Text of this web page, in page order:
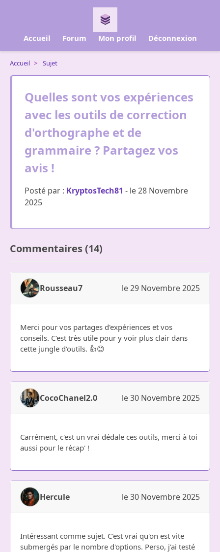
Accueil Forum Mon profil Déconnexion
Accueil > Sujet
Quelles sont vos expériences
avec les outils de correction
d'orthographe et de
grammaire ? Partagez vos
avis !
Posté par : KryptosTech81 - le 28 Novembre
2025
Commentaires (14)
Rousseau7 le 29 Novembre 2025
Merci pour vos partages d'expériences et vos
conseils. C'est très utile pour y voir plus clair dans
cette jungle d'outils. 👍😊
CocoChanel2.0 le 30 Novembre 2025
Carrément, c'est un vrai dédale ces outils, merci à toi
aussi pour le récap' !
Hercule le 30 Novembre 2025
Intéressant comme sujet. C'est vrai qu'on est vite
submergés par le nombre d'options. Perso, j'ai testé